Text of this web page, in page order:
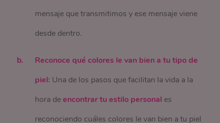
mensaje que transmitimos y ese mensaje viene
desde dentro.
Reconoce qué colores le van bien a tu tipo de
piel: Una de los pasos que facilitan la vida a la
hora deencontrar tu estilo personal es
reconociendo cuáles colores le van bien a tu piel